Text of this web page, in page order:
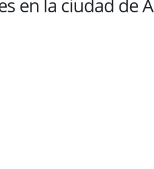
en la ciudad de